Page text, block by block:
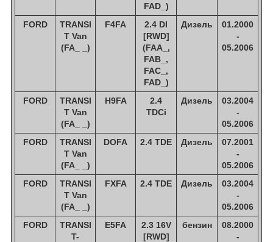
FAD_)
FORD
TRANSI
T Van
(FA_ _)
F4FA
2.4 DI
[RWD]
(FAA_,
FAB_,
FAC_,
FAD_)
Дизель
01.2000
-
05.2006
FORD
TRANSI
T Van
(FA_ _)
H9FA
2.4
TDCi
Дизель
03.2004
-
05.2006
FORD
TRANSI
T Van
(FA_ _)
DOFA 2.4 TDE Дизель
07.2001
-
05.2006
FORD
TRANSI
T Van
(FA_ _)
FXFA 2.4 TDE Дизель
03.2004
-
05.2006
FORD
TRANSI
T-
E5FA
2.3 16V
[RWD]
бензин
08.2000
-